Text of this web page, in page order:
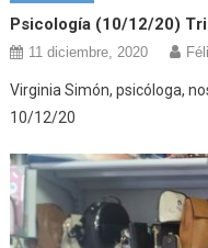
Psicología (10/12/20)
11 diciembre, 2020
Virginia Simón, psicóloga,
10/12/20